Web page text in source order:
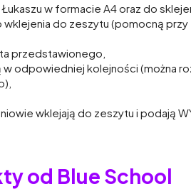
w formacie A4 oraz do
wklejenia do zeszytu (pomocną
przedstawionego,
w odpowiedniej kolejności (można
wklejają do zeszytu i podają
od Blue School